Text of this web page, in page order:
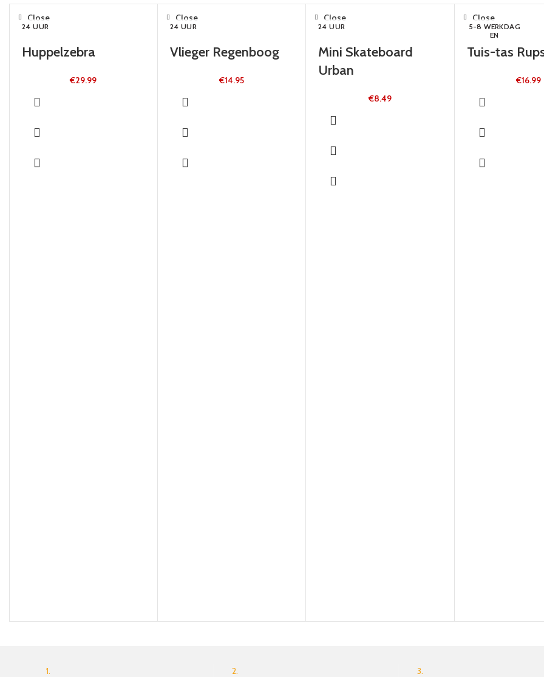
24 UUR
Close
Huppelzebra
€29.99
24 UUR
Close
Vlieger Regenboog
€14.95
24 UUR
Close
Mini Skateboard
Urban
€8.49
5-8 WERKDAG
EN
Close
Tuis-tas
€16.99
1. 2. 3.